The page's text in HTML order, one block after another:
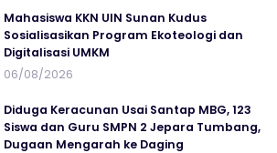
Mahasiswa KKN UIN Sunan Kudus
Sosialisasikan Program Ekoteologi dan
Digitalisasi UMKM
06/08/2026
Diduga Keracunan Usai Santap MBG, 123
Siswa dan Guru SMPN 2 Jepara Tumbang,
Dugaan Mengarah ke Daging